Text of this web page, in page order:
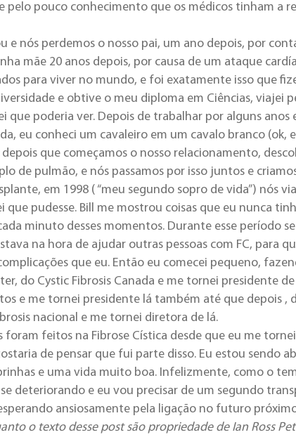
pelo pouco conhecimento que os médicos tinham a
e nós perdemos o nosso pai, um ano depois, por
mãe 20 anos depois, por causa de um ataque
para viver no mundo, e foi exatamente isso que
e obtive o meu diploma em Ciências, viajei
que poderia ver. Depois de trabalhar por alguns anos
eu conheci um cavaleiro em um cavalo branco (ok,
que começamos o nosso relacionamento,
de pulmão, e nós passamos por isso juntos e
em 1998 ( “meu segundo sopro de vida”) nós
que pudesse. Bill me mostrou coisas que eu nunca
minuto desses momentos. Durante esse período
na hora de ajudar outras pessoas com FC, para
que eu. Então eu comecei pequeno,
do Cystic Fibrosis Canada e me tornei presidente
e me tornei presidente lá também até que depois ,
nacional e me tornei diretora de lá.
foram feitos na Fibrose Cística desde que eu me
de pensar que fui parte disso. Eu estou sendo
e uma vida muito boa. Infelizmente, como o
deteriorando e eu vou precisar de um segundo
ansiosamente pela ligação no futuro
o texto desse post são propriedade de Ian Ross